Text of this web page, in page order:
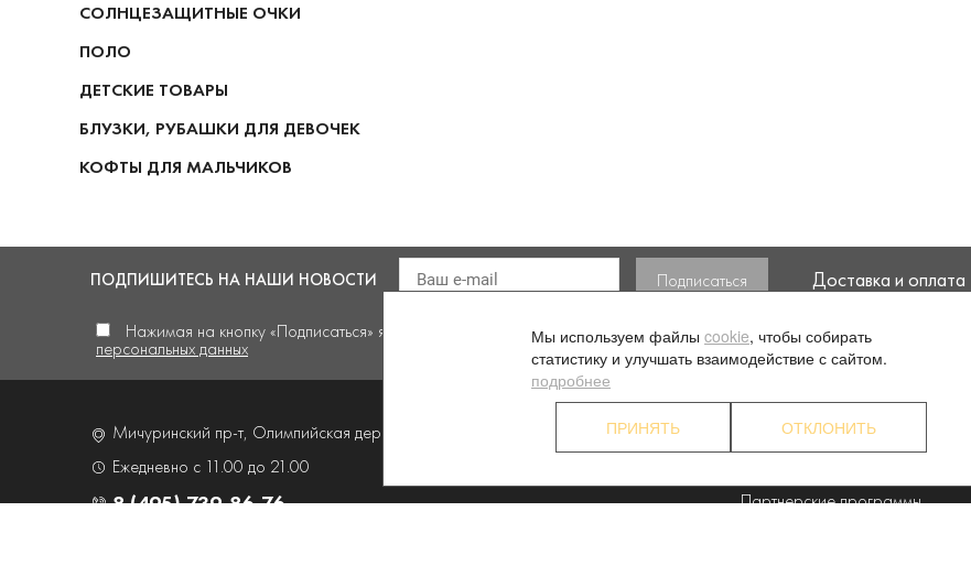
СОЛНЦЕЗАЩИТНЫЕ ОЧКИ
ПОЛО
ДЕТСКИЕ ТОВАРЫ
БЛУЗКИ, РУБАШКИ ДЛЯ ДЕВОЧЕК
КОФТЫ ДЛЯ МАЛЬЧИКОВ
ПОДПИШИТЕСЬ НА НАШИ НОВОСТИ
Нажимая на кнопку «Подписаться» я даю своё согласие на обработку моих
персональных данных
Доставка и оплата
Мичуринский пр-т, Олимпийская деревня,
Ежедневно с 11.00 до 21.00
8 (495) 739-86-76
О компании
Партнерские программы
Мы используем файлы cookie, чтобы собирать
статистику и улучшать взаимодействие с сайтом.
подробнее
ПРИНЯТЬ ОТКЛОНИТЬ